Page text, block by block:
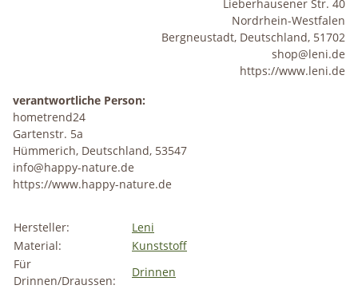
Lieberhausener Str. 40
Nordrhein-Westfalen
Bergneustadt, Deutschland, 51702
shop@leni.de
https://www.leni.de
verantwortliche Person:
hometrend24
Gartenstr. 5a
Hümmerich, Deutschland, 53547
info@happy-nature.de
https://www.happy-nature.de
Hersteller:
Leni
Material:
Kunststoff
Für
Drinnen/Draussen:
Drinnen